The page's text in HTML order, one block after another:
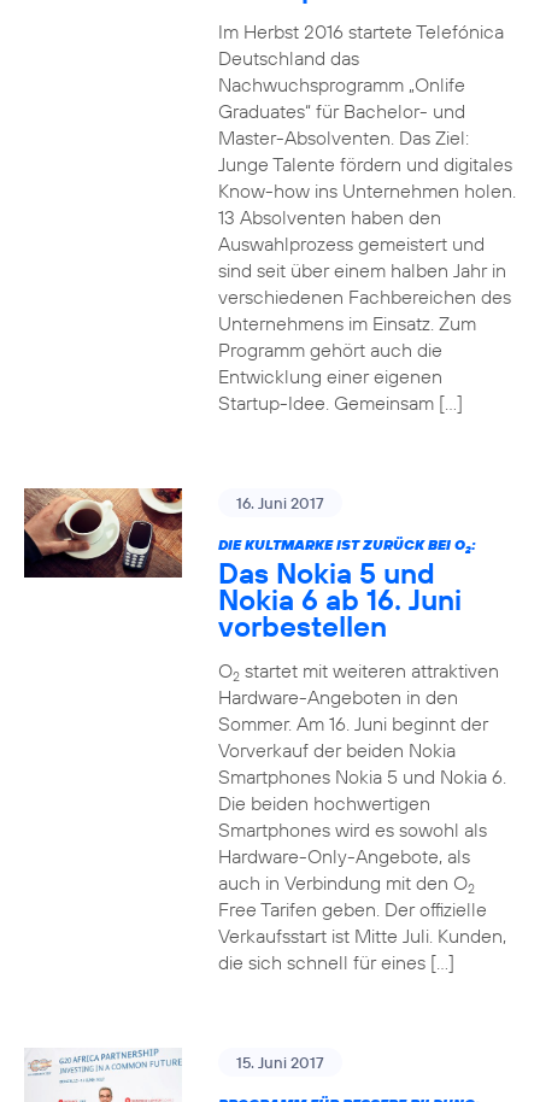
Im Herbst 2016 startete Telefónica
Deutschland das
Nachwuchsprogramm „Onlife
Graduates“ für Bachelor- und
Master-Absolventen. Das Ziel:
Junge Talente fördern und digitales
Know-how ins Unternehmen holen.
13 Absolventen haben den
Auswahlprozess gemeistert und
sind seit über einem halben Jahr in
verschiedenen Fachbereichen des
Unternehmens im Einsatz. Zum
Programm gehört auch die
Entwicklung einer eigenen
Startup-Idee. Gemeinsam […]
16. Juni 2017
DIE KULTMARKE IST ZURÜCK BEI O2:
Das Nokia 5 und
Nokia 6 ab 16. Juni
vorbestellen
O2startet mit weiteren attraktiven
Hardware-Angeboten in den
Sommer. Am 16. Juni beginnt der
Vorverkauf der beiden Nokia
Smartphones Nokia 5 und Nokia 6.
Die beiden hochwertigen
Smartphones wird es sowohl als
Hardware-Only-Angebote, als
auch in Verbindung mit den O2
Free Tarifen geben. Der offizielle
Verkaufsstart ist Mitte Juli. Kunden,
die sich schnell für eines […]
15. Juni 2017